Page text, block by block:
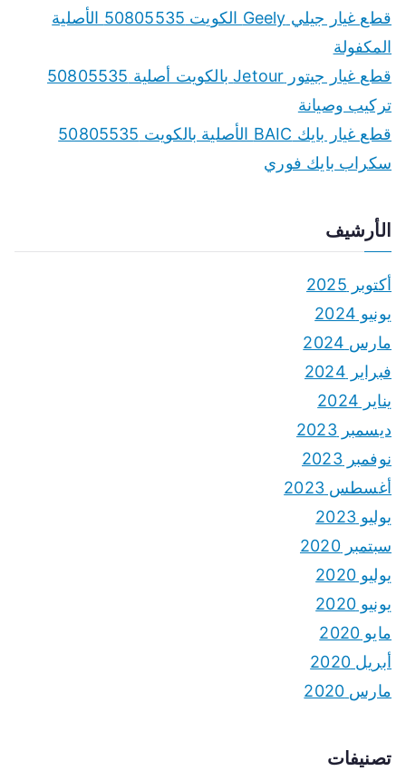
قطع غيار جيلي Geely الكويت 50805535 الأصلية
المكفولة
قطع غيار جيتور Jetour بالكويت أصلية 50805535
تركيب وصيانة
قطع غيار بايك BAIC الأصلية بالكويت 50805535
سكراب بايك فوري
الأرشيف
أكتوبر 2025
يونيو 2024
مارس 2024
فبراير 2024
يناير 2024
ديسمبر 2023
نوفمبر 2023
أغسطس 2023
يوليو 2023
سبتمبر 2020
يوليو 2020
يونيو 2020
مايو 2020
أبريل 2020
مارس 2020
تصنيفات